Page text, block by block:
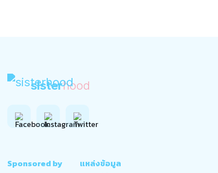
sisterhood
Sponsored by
แหล่งข้อมูล